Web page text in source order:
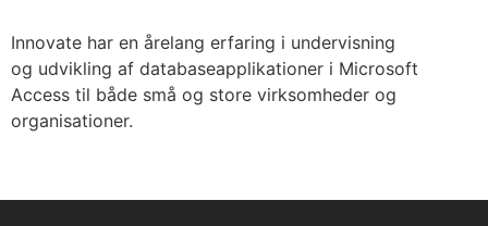
Innovate har en årelang erfaring i undervisning
og udvikling af databaseapplikationer i Microsoft
Access til både små og store virksomheder og
organisationer.